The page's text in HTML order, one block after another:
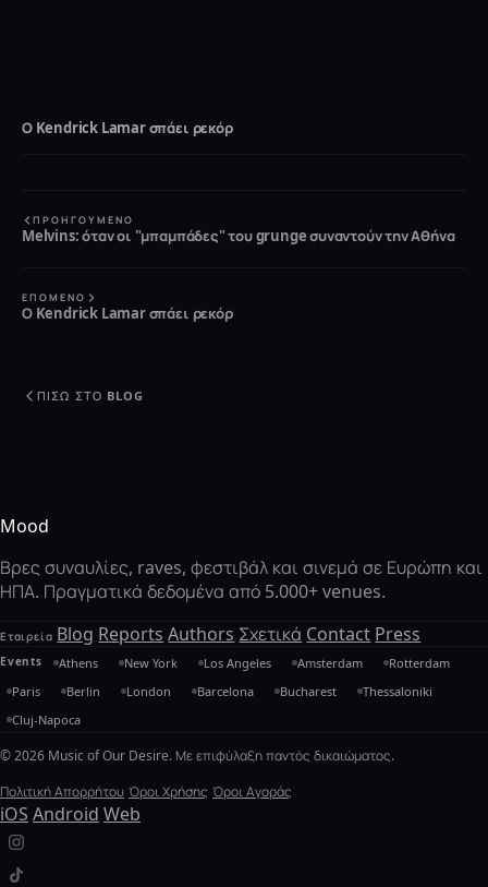
Ο Kendrick Lamar σπάει ρεκόρ
ΠΡΟΗΓΟΎΜΕΝΟ
Melvins: όταν οι "μπαμπάδες" του grunge συναντούν την Αθήνα
ΕΠΌΜΕΝΟ
Ο Kendrick Lamar σπάει ρεκόρ
ΠΊΣΩ ΣΤΟ BLOG
Mood
Βρες συναυλίες, raves, φεστιβάλ και σινεμά σε Ευρώπη και
ΗΠΑ. Πραγματικά δεδομένα από 5.000+ venues.
Εταιρεία Blog Reports Authors Σχετικά Contact Press
Events Athens New York Los Angeles Amsterdam
Rotterdam
Paris
Berlin London Barcelona Bucharest
Thessaloniki
Cluj-Napoca
© 2026 Music of Our Desire. Με επιφύλαξη παντός δικαιώματος.
Πολιτική Απορρήτου Όροι Χρήσης Όροι Αγοράς
iOS Android Web